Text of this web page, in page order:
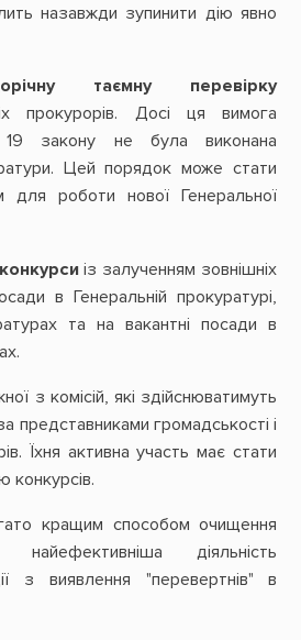
назавжди зупинити дію явно
таємну перевірку
прокурорів. Досі ця вимога
закону не була виконана
Цей порядок може стати
для роботи нової Генеральної
із залученням зовнішніх
в Генеральній прокуратурі,
та на вакантні посади в
з комісій, які здійснюватимуть
представниками громадськості і
Їхня активна участь має стати
конкурсів.
кращим способом очищення
діяльність
з виявлення "перевертнів" в